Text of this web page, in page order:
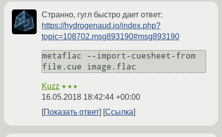
Cтранно, гугл быстро дает ответ:
https://hydrogenaud.io/index.php?
topic=108702.msg893190#msg893190
metaflac --import-cuesheet-from
file.cue image.flac
Kuzz ★★★
16.05.2018 18:42:44 +00:00
Показать ответ
Ссылка